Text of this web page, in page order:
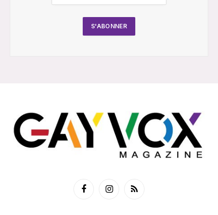
FacebookInstagramRSS